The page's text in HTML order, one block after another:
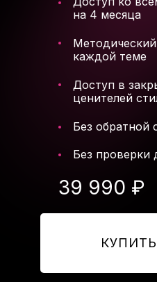
9
7
8
9
39 990 ₽
на 4 месяца
Доступ в
ценителей
Без проверки
каждой теме
Без обратной